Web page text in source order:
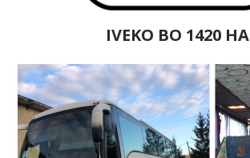
IVEKO BO 1420 HA